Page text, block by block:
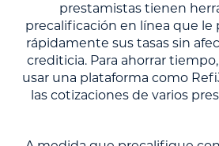
prestamistas tienen
precalificación en línea que
rápidamente sus tasas sin
crediticia. Para ahorrar
usar una plataforma como
las cotizaciones de varios